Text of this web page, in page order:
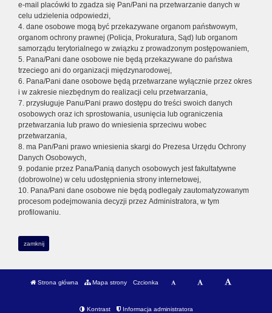
e-mail placówki to zgadza się Pan/Pani na przetwarzanie danych w
celu udzielenia odpowiedzi,
4. dane osobowe mogą być przekazywane organom państwowym,
organom ochrony prawnej (Policja, Prokuratura, Sąd) lub organom
samorządu terytorialnego w związku z prowadzonym postępowaniem,
5. Pana/Pani dane osobowe nie będą przekazywane do państwa
trzeciego ani do organizacji międzynarodowej,
6. Pana/Pani dane osobowe będą przetwarzane wyłącznie przez okres
i w zakresie niezbędnym do realizacji celu przetwarzania,
7. przysługuje Panu/Pani prawo dostępu do treści swoich danych
osobowych oraz ich sprostowania, usunięcia lub ograniczenia
przetwarzania lub prawo do wniesienia sprzeciwu wobec
przetwarzania,
8. ma Pan/Pani prawo wniesienia skargi do Prezesa Urzędu Ochrony
Danych Osobowych,
9. podanie przez Pana/Panią danych osobowych jest fakultatywne
(dobrowolne) w celu udostępnienia strony internetowej,
10. Pana/Pani dane osobowe nie będą podlegały zautomatyzowanym
procesom podejmowania decyzji przez Administratora, w tym
profilowaniu.
zamknij
Strona główna Mapa strony Czcionka
Kontrast Informacja administratora